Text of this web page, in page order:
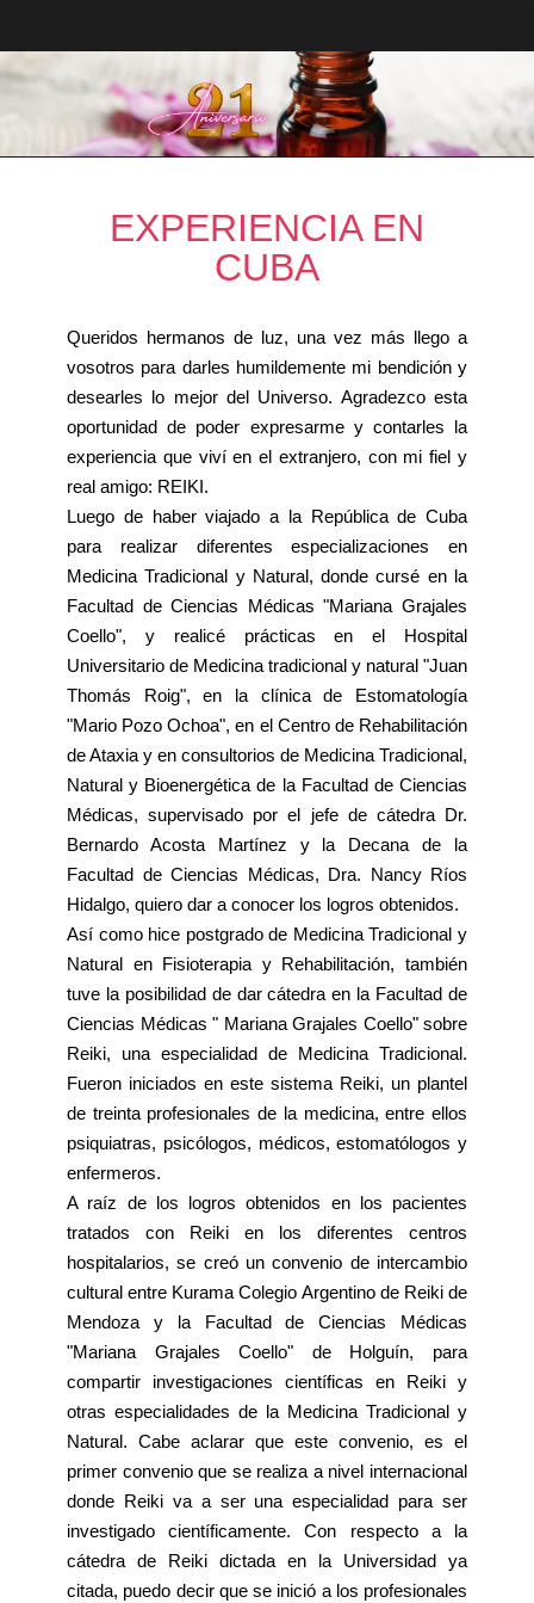
EXPERIENCIA EN
CUBA
Queridos hermanos de luz, una vez más llego a
vosotros para darles humildemente mi bendición y
desearles lo mejor del Universo. Agradezco esta
oportunidad de poder expresarme y contarles la
experiencia que viví en el extranjero, con mi fiel y
real amigo: REIKI.
Luego de haber viajado a la República de Cuba
para realizar diferentes especializaciones en
Medicina Tradicional y Natural, donde cursé en la
Facultad de Ciencias Médicas "Mariana Grajales
Coello", y realicé prácticas en el Hospital
Universitario de Medicina tradicional y natural "Juan
Thomás Roig", en la clínica de Estomatología
"Mario Pozo Ochoa", en el Centro de Rehabilitación
de Ataxia y en consultorios de Medicina Tradicional,
Natural y Bioenergética de la Facultad de Ciencias
Médicas, supervisado por el jefe de cátedra Dr.
Bernardo Acosta Martínez y la Decana de la
Facultad de Ciencias Médicas, Dra. Nancy Ríos
Hidalgo, quiero dar a conocer los logros obtenidos.
Así como hice postgrado de Medicina Tradicional y
Natural en Fisioterapia y Rehabilitación, también
tuve la posibilidad de dar cátedra en la Facultad de
Ciencias Médicas " Mariana Grajales Coello" sobre
Reiki, una especialidad de Medicina Tradicional.
Fueron iniciados en este sistema Reiki, un plantel
de treinta profesionales de la medicina, entre ellos
psiquiatras, psicólogos, médicos, estomatólogos y
enfermeros.
A raíz de los logros obtenidos en los pacientes
tratados con Reiki en los diferentes centros
hospitalarios, se creó un convenio de intercambio
cultural entre Kurama Colegio Argentino de Reiki de
Mendoza y la Facultad de Ciencias Médicas
"Mariana Grajales Coello" de Holguín, para
compartir investigaciones científicas en Reiki y
otras especialidades de la Medicina Tradicional y
Natural. Cabe aclarar que este convenio, es el
primer convenio que se realiza a nivel internacional
donde Reiki va a ser una especialidad para ser
investigado científicamente. Con respecto a la
cátedra de Reiki dictada en la Universidad ya
citada, puedo decir que se inició a los profesionales